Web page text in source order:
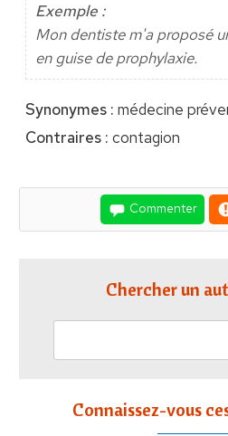
Exemple :
Mon dentiste m'a proposé
en guise de prophylaxie.
Synonymes : médecine
Contraires : contagion
Commenter
Chercher un
Connaissez-vous